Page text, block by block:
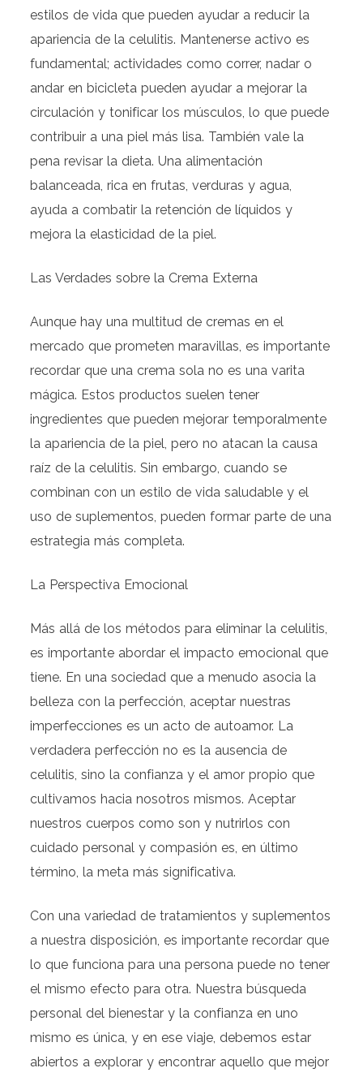
estilos de vida que pueden ayudar a reducir la
apariencia de la celulitis. Mantenerse activo es
fundamental; actividades como correr, nadar o
andar en bicicleta pueden ayudar a mejorar la
circulación y tonificar los músculos, lo que puede
contribuir a una piel más lisa. También vale la
pena revisar la dieta. Una alimentación
balanceada, rica en frutas, verduras y agua,
ayuda a combatir la retención de líquidos y
mejora la elasticidad de la piel.
Las Verdades sobre la Crema Externa
Aunque hay una multitud de cremas en el
mercado que prometen maravillas, es importante
recordar que una crema sola no es una varita
mágica. Estos productos suelen tener
ingredientes que pueden mejorar temporalmente
la apariencia de la piel, pero no atacan la causa
raíz de la celulitis. Sin embargo, cuando se
combinan con un estilo de vida saludable y el
uso de suplementos, pueden formar parte de una
estrategia más completa.
La Perspectiva Emocional
Más allá de los métodos para eliminar la celulitis,
es importante abordar el impacto emocional que
tiene. En una sociedad que a menudo asocia la
belleza con la perfección, aceptar nuestras
imperfecciones es un acto de autoamor. La
verdadera perfección no es la ausencia de
celulitis, sino la confianza y el amor propio que
cultivamos hacia nosotros mismos. Aceptar
nuestros cuerpos como son y nutrirlos con
cuidado personal y compasión es, en último
término, la meta más significativa.
Con una variedad de tratamientos y suplementos
a nuestra disposición, es importante recordar que
lo que funciona para una persona puede no tener
el mismo efecto para otra. Nuestra búsqueda
personal del bienestar y la confianza en uno
mismo es única, y en ese viaje, debemos estar
abiertos a explorar y encontrar aquello que mejor